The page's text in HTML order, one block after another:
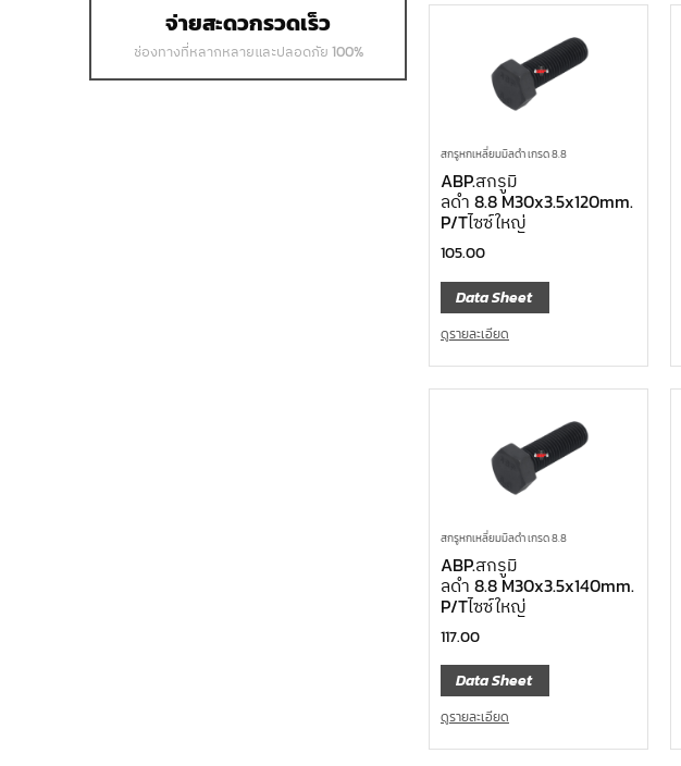
จ่ายสะดวกรวดเร็ว
ช่องทางที่หลากหลายและปลอดภัย 100%
สกรูหกเหลี่ยมมิลดำ เกรด 8.8
ABP.สกรูมิ
ลดำ 8.8 M30x3.5x120mm.
P/Tไซซ์ใหญ่
105.00
Data Sheet
ดูรายละเอียด
สกรูหกเหลี่ยมมิลดำ เกรด 8.8
ABP.สกรูมิ
ลดำ 8.8 M30x3.5x140mm.
P/Tไซซ์ใหญ่
117.00
Data Sheet
ดูรายละเอียด